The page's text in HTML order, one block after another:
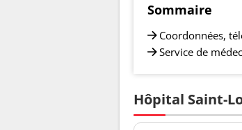
Sommaire
Coordonnées,
Service de
Hôpital Saint-